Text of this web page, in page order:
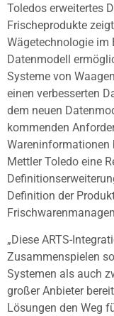
Toledos erweitertes
Frischeprodukte
Wägetechnologie im
Datenmodell
Systeme von
einen verbesserten
dem neuen
kommenden
Wareninformationen
Mettler Toledo eine
Definition der
„Diese ARTS-
Zusammenspielen
Systemen als auch
großer Anbieter
Lösungen den Weg